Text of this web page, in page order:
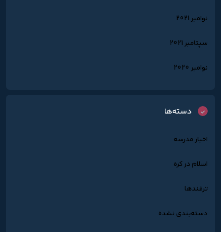
نوامبر 2021
سپتامبر 2021
نوامبر 2020
دسته‌ها
اخبار مدرسه
اسلام در کره
ترفندها
دسته‌بندی نشده